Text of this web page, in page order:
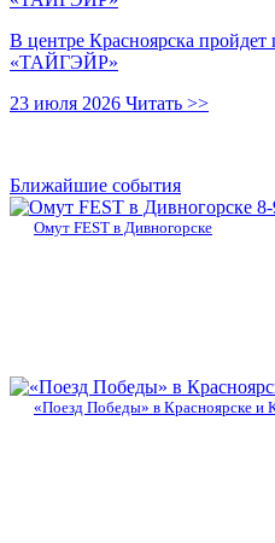
В центре Красноярска
«ТАЙГЭЙР»
23 июля 2026 Читать >>
Ближайшие события
8-
Омут FEST в Дивногорске
«Поезд Победы» в Красноярске и